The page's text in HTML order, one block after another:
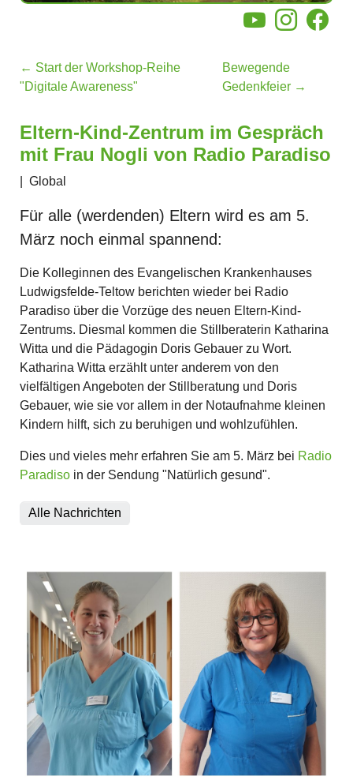
YouTubeInstagram
← Start der Workshop-Reihe
"Digitale Awareness"
Bewegende
Gedenkfeier →
Eltern-Kind-Zentrum im Gespräch
mit Frau Nogli von Radio Paradiso
Global
Für alle (werdenden) Eltern wird es am 5.
März noch einmal spannend:
Die Kolleginnen des Evangelischen Krankenhauses
Ludwigsfelde-Teltow berichten wieder bei Radio
Paradiso über die Vorzüge des neuen Eltern-Kind-
Zentrums. Diesmal kommen die Stillberaterin Katharina
Witta und die Pädagogin Doris Gebauer zu Wort.
Katharina Witta erzählt unter anderem von den
vielfältigen Angeboten der Stillberatung und Doris
Gebauer, wie sie vor allem in der Notaufnahme kleinen
Kindern hilft, sich zu beruhigen und wohlzufühlen.
Dies und vieles mehr erfahren Sie am 5. März bei Radio
Paradiso in der Sendung "Natürlich gesund".
Alle Nachrichten